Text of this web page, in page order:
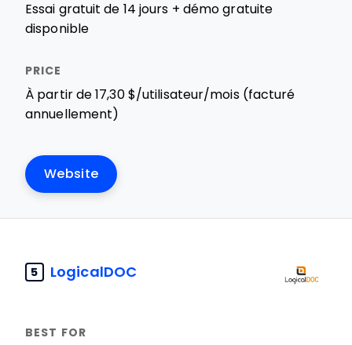
Essai gratuit de 14 jours + démo gratuite
disponible
À partir de 17,30 $/utilisateur/mois (facturé
annuellement)
Website
5 LogicalDOC